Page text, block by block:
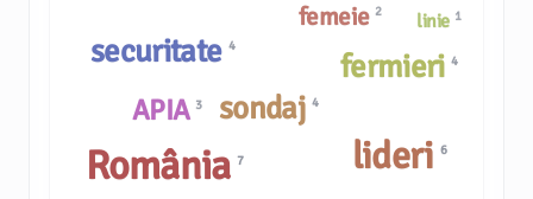
femeie 2
sondaj4
lideri6
APIA 3
România7
linie 1
securitate 4
fermieri 4